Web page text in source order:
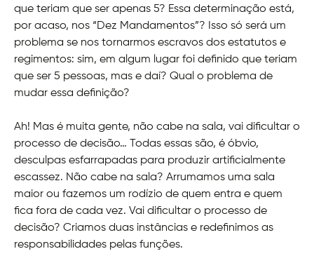
que teriam que ser apenas 5? Essa determinação está,
por acaso, nos “Dez Mandamentos”? Isso só será um
problema se nos tornarmos escravos dos estatutos e
regimentos: sim, em algum lugar foi definido que teriam
que ser 5 pessoas, mas e daí? Qual o problema de
mudar essa definição?
Ah! Mas é muita gente, não cabe na sala, vai dificultar o
processo de decisão… Todas essas são, é óbvio,
desculpas esfarrapadas para produzir artificialmente
escassez. Não cabe na sala? Arrumamos uma sala
maior ou fazemos um rodízio de quem entra e quem
fica fora de cada vez. Vai dificultar o processo de
decisão? Criamos duas instâncias e redefinimos as
responsabilidades pelas funções.